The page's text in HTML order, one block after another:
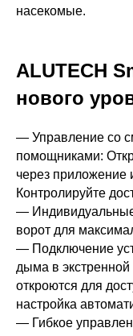
насекомые.
ALUTECH
нового
— Управление со
помощниками:
через приложение
Контролируйте
—
ворот для
— Подключение
дыма в экстренной
откроются для
настройка
— Гибкое